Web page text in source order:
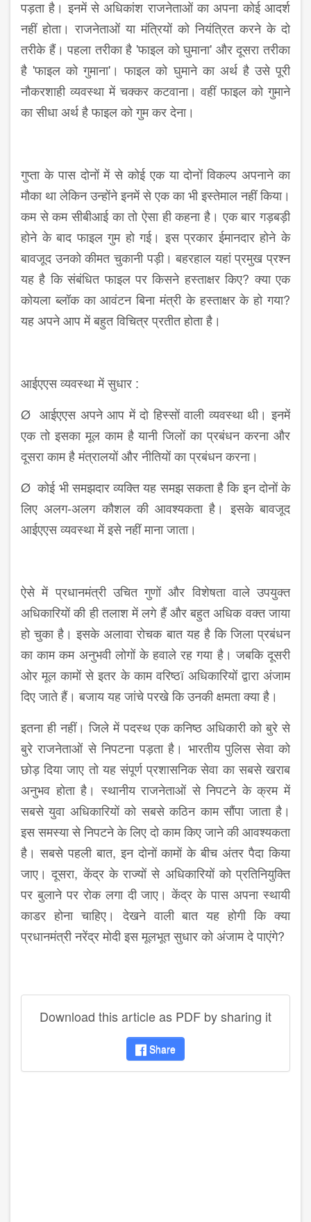
पड़ता है। इनमें से अधिकांश राजनेताओं का अपना कोई आदर्श
नहीं होता। राजनेताओं या मंत्रियों को नियंत्रित करने के दो
तरीके हैं। पहला तरीका है 'फाइल को घुमाना' और दूसरा तरीका
है 'फाइल को गुमाना'। फाइल को घुमाने का अर्थ है उसे पूरी
नौकरशाही व्यवस्था में चक्कर कटवाना। वहीं फाइल को गुमाने
का सीधा अर्थ है फाइल को गुम कर देना।
गुप्ता के पास दोनों में से कोई एक या दोनों विकल्प अपनाने का
मौका था लेकिन उन्होंने इनमें से एक का भी इस्तेमाल नहीं किया।
कम से कम सीबीआई का तो ऐसा ही कहना है। एक बार गड़बड़ी
होने के बाद फाइल गुम हो गई। इस प्रकार ईमानदार होने के
बावजूद उनको कीमत चुकानी पड़ी। बहरहाल यहां प्रमुख प्रश्न
यह है कि संबंधित फाइल पर किसने हस्ताक्षर किए? क्या एक
कोयला ब्लॉक का आवंटन बिना मंत्री के हस्ताक्षर के हो गया?
यह अपने आप में बहुत विचित्र प्रतीत होता है।
आईएएस व्यवस्था में सुधार :
Ø आईएएस अपने आप में दो हिस्सों वाली व्यवस्था थी। इनमें
एक तो इसका मूल काम है यानी जिलों का प्रबंधन करना और
दूसरा काम है मंत्रालयों और नीतियों का प्रबंधन करना।
Ø कोई भी समझदार व्यक्ति यह समझ सकता है कि इन दोनों के
लिए अलग-अलग कौशल की आवश्यकता है। इसके बावजूद
आईएएस व्यवस्था में इसे नहीं माना जाता।
ऐसे में प्रधानमंत्री उचित गुणों और विशेषता वाले उपयुक्त
अधिकारियों की ही तलाश में लगे हैं और बहुत अधिक वक्त जाया
हो चुका है। इसके अलावा रोचक बात यह है कि जिला प्रबंधन
का काम कम अनुभवी लोगों के हवाले रह गया है। जबकि दूसरी
ओर मूल कामों से इतर के काम वरिष्ठï अधिकारियों द्वारा अंजाम
दिए जाते हैं। बजाय यह जांचे परखे कि उनकी क्षमता क्या है।
इतना ही नहीं। जिले में पदस्थ एक कनिष्ठ अधिकारी को बुरे से
बुरे राजनेताओं से निपटना पड़ता है। भारतीय पुलिस सेवा को
छोड़ दिया जाए तो यह संपूर्ण प्रशासनिक सेवा का सबसे खराब
अनुभव होता है। स्थानीय राजनेताओं से निपटने के क्रम में
सबसे युवा अधिकारियों को सबसे कठिन काम सौंपा जाता है।
इस समस्या से निपटने के लिए दो काम किए जाने की आवश्यकता
है। सबसे पहली बात, इन दोनों कामों के बीच अंतर पैदा किया
जाए। दूसरा, केंद्र के राज्यों से अधिकारियों को प्रतिनियुक्ति
पर बुलाने पर रोक लगा दी जाए। केंद्र के पास अपना स्थायी
काडर होना चाहिए। देखने वाली बात यह होगी कि क्या
प्रधानमंत्री नरेंद्र मोदी इस मूलभूत सुधार को अंजाम दे पाएंगे?
Download this article as PDF by sharing it
Share